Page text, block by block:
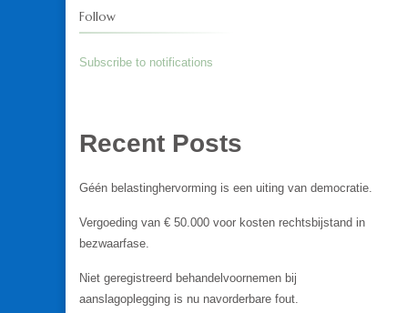
Follow
Subscribe to notifications
Recent Posts
Géén belastinghervorming is een uiting van democratie.
Vergoeding van € 50.000 voor kosten rechtsbijstand in
bezwaarfase.
Niet geregistreerd behandelvoornemen bij
aanslagoplegging is nu navorderbare fout.